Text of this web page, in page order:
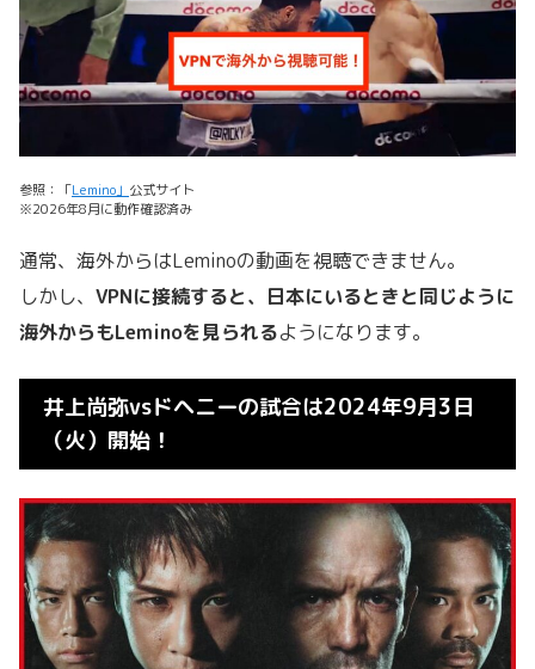
参照：「Lemino」 公式サイト
※2026年8月に動作確認済み
通常、海外からはLeminoの動画を視聴できません。
しかし、 VPNに接続すると、 日本にいるときと同じように
海外からもLeminoを見られるようになります。
井上尚弥vsドヘニーの試合は2024年9月3日
（火）開始！